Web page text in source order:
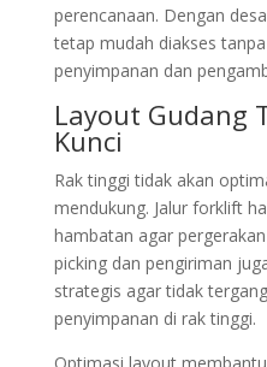
perencanaan. Dengan
tetap mudah diakses
penyimpanan dan
Layout Gudang
Kunci
Rak tinggi tidak akan
mendukung. Jalur forklift
hambatan agar
picking dan pengiriman
strategis agar tidak
penyimpanan di rak tinggi.